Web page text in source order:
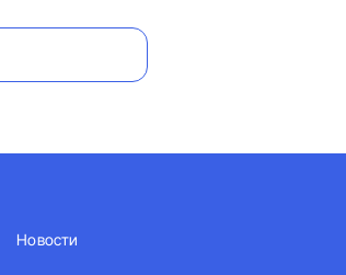
Новости